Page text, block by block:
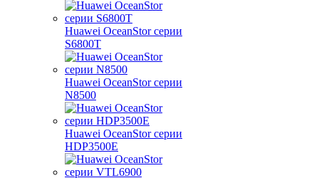
Huawei OceanStor серии
S6800T
Huawei OceanStor серии
N8500
Huawei OceanStor серии
HDP3500E